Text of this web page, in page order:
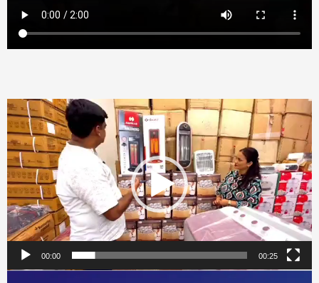
Video
Player
00:00 00:25